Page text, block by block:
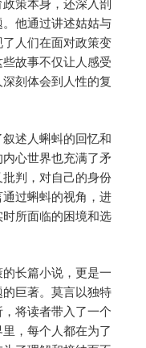
他通过讲述姑姑与
人们在面对政策变
故事不仅让人感受
刻体会到人性的复
述人蝌蚪的回忆和
心世界也充满了矛
判，对自己的身份
过蝌蚪的视角，进
所面临的困境和选
长篇小说，更是一
巨著。莫言以独特
将读者带入了一个
，每个人都在为了